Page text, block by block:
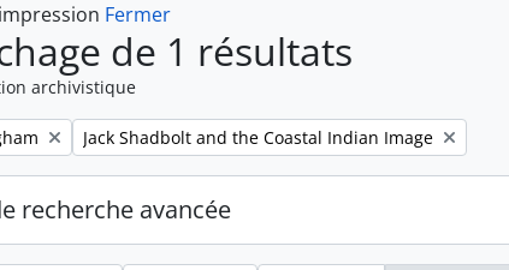
Fermer
de 1 résultats
archivistique
Remove filter:
Jack Shadbolt and the Coastal Indian Image
recherche avancée